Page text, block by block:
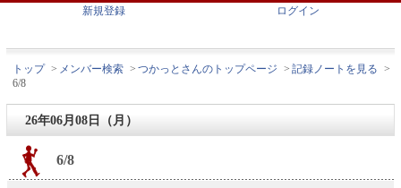
新規登録 ログイン
トップ > メンバー検索 > つかっとさんのトップページ > 記録ノートを見る >
6/8
26年06月08日（月）
6/8